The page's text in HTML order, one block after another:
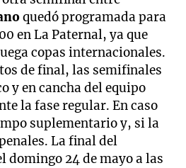
quedó programada para
en La Paternal, ya que
copas internacionales.
de final, las semifinales
y en cancha del equipo
la fase regular. En caso
suplementario y, si la
La final del
domingo 24 de mayo a las